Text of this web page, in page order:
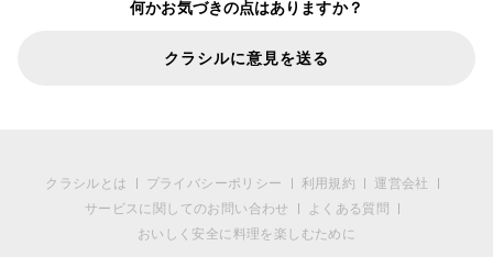
何かお気づきの点はありますか？
クラシルに意見を送る
クラシルとは プライバシーポリシー 利用規約
運営会社
サービスに関してのお問い合わせ
よくある質問
おいしく安全に料理を楽しむために